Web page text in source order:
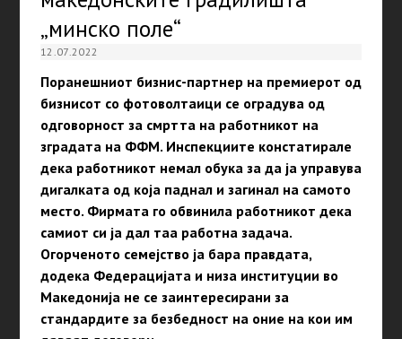
„минско поле“
12.07.2022
Поранешниот бизнис-партнер на премиерот од
бизнисот со фотоволтаици се оградува од
одговорност за смртта на работникот на
зградата на ФФМ. Инспекциите констатирале
дека работникот немал обука за да ја управува
дигалката од која паднал и загинал на самото
место. Фирмата го обвинила работникот дека
самиот си ја дал таа работна задача.
Огорченото семејство ја бара правдата,
додека Федерацијата и низа институции во
Македонија не се заинтересирани за
стандардите за безбедност на оние на кои им